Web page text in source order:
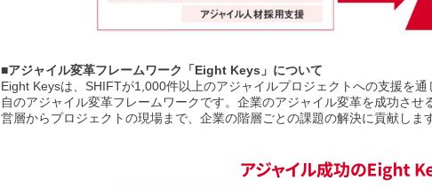
■アジャイル変革フレームワーク「Eight Keys」について
Eight Keysは、SHIFTが1,000件以上のアジャイルプロジェクトへの支援を
自のアジャイル変革フレームワークです。企業のアジャイル変革を成功さ
営層からプロジェクトの現場まで、企業の階層ごとの課題の解決に貢献します